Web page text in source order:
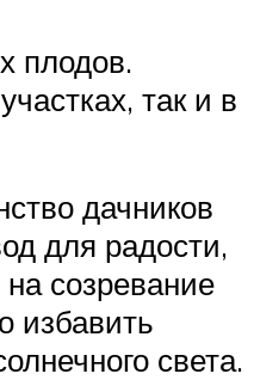
плодов.
так и в
дачников
для радости,
созревание
избавить
света.